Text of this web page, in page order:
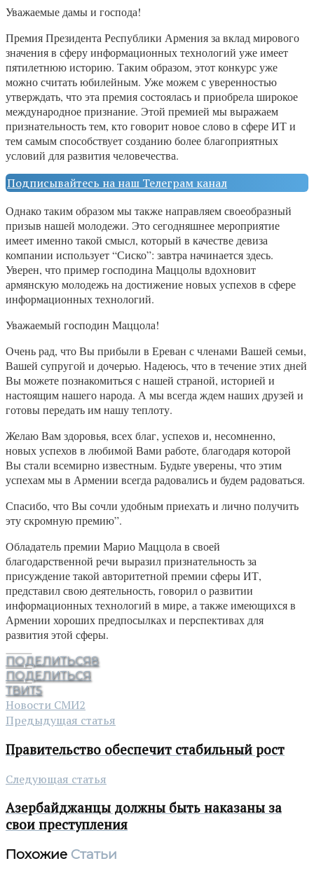
Уважаемые дамы и господа!
Премия Президента Республики Армения за вклад мирового
значения в сферу информационных технологий уже имеет
пятилетнюю историю. Таким образом, этот конкурс уже
можно считать юбилейным. Уже можем с уверенностью
утверждать, что эта премия состоялась и приобрела широкое
международное признание. Этой премией мы выражаем
признательность тем, кто говорит новое слово в сфере ИТ и
тем самым способствует созданию более благоприятных
условий для развития человечества.
Подписывайтесь на наш Телеграм канал
Однако таким образом мы также направляем своеобразный
призыв нашей молодежи. Это сегодняшнее мероприятие
имеет именно такой смысл, который в качестве девиза
компании использует “Сиско”: завтра начинается здесь.
Уверен, что пример господина Маццолы вдохновит
армянскую молодежь на достижение новых успехов в сфере
информационных технологий.
Уважаемый господин Маццола!
Очень рад, что Вы прибыли в Ереван с членами Вашей семьи,
Вашей супругой и дочерью. Надеюсь, что в течение этих дней
Вы можете познакомиться с нашей страной, историей и
настоящим нашего народа. А мы всегда ждем наших друзей и
готовы передать им нашу теплоту.
Желаю Вам здоровья, всех благ, успехов и, несомненно,
новых успехов в любимой Вами работе, благодаря которой
Вы стали всемирно известным. Будьте уверены, что этим
успехам мы в Армении всегда радовались и будем радоваться.
Спасибо, что Вы сочли удобным приехать и лично получить
эту скромную премию”.
Обладатель премии Марио Маццола в своей
благодарственной речи выразил признательность за
присуждение такой авторитетной премии сферы ИТ,
представил свою деятельность, говорил о развитии
информационных технологий в мире, а также имеющихся в
Армении хороших предпосылках и перспективах для
развития этой сферы.
ПОДЕЛИТЬСЯ8
ПОДЕЛИТЬСЯ
ТВИТ5
Новости СМИ2
Предыдущая статья
Правительство обеспечит стабильный рост
Следующая статья
Азербайджанцы должны быть наказаны за
свои преступления
Похожие Статьи